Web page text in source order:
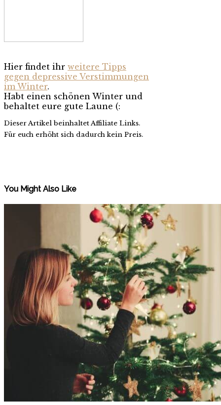
Hier findet ihr weitere Tipps
gegen depressive Verstimmungen
im Winter.
Habt einen schönen Winter und
behaltet eure gute Laune (:
Dieser Artikel beinhaltet Affiliate Links.
Für euch erhöht sich dadurch kein Preis.
You Might Also Like